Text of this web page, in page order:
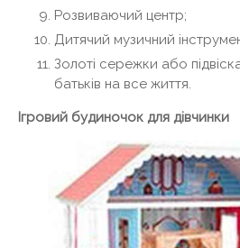
Розвиваючий центр;
Дитячий музичний
Золоті сережки або
батьків на все життя.
Ігровий будиночок для дівчинки